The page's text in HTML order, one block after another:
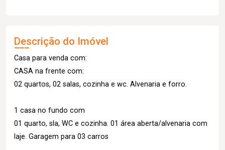
Descrição do Imóvel
Casa para venda com:
CASA na frente com:
02 quartos, 02 salas, cozinha e wc. Alvenaria e forro.
1 casa no fundo com
01 quarto, sla, WC e cozinha. 01 área aberta/alvenaria com
laje. Garagem para 03 carros